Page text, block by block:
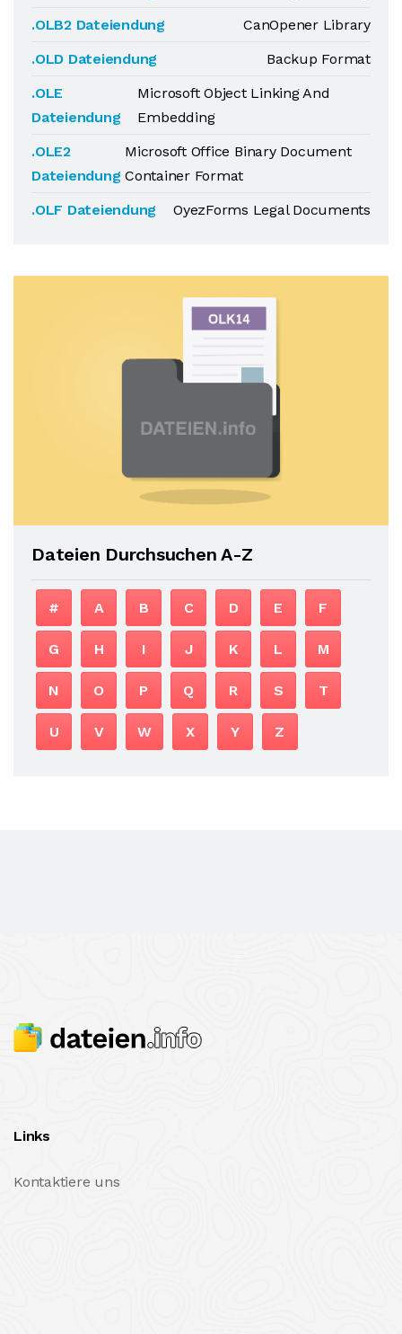
.OLB2 Dateiendung
CanOpener Library
.OLD Dateiendung
Backup Format
.OLE
Dateiendung
Microsoft Object Linking And
Embedding
.OLE2
Dateiendung
Microsoft Office Binary Document
Container Format
.OLF Dateiendung
OyezForms Legal Documents
Dateien Durchsuchen A-Z
# A B C D E F
G H I J K L M
N O P Q R S T
U V W X Y Z
Links
Kontaktiere uns